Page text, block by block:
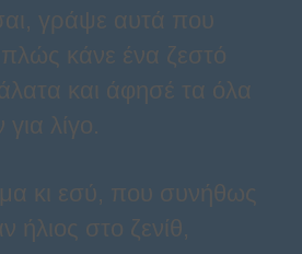
γράψε αυτά που
κάνε ένα ζεστό
και άφησέ τα όλα
λίγο.
κι εσύ, που συνήθως
ήλιος στο ζενίθ,